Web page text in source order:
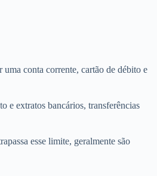
uma conta corrente, cartão de débito e
e extratos bancários, transferências
esse limite, geralmente são